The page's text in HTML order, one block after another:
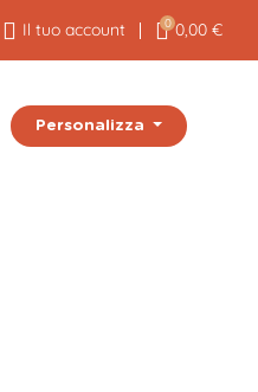
Il tuo account 0 0,00 €
Personalizza